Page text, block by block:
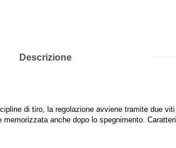
Descrizione
di tiro, la regolazione avviene tramite due
anche dopo lo spegnimento.